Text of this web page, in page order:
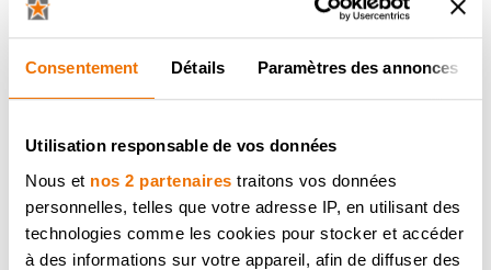
Consentement Détails Paramètres des annonces
Utilisation responsable de vos données
Nous et nos 2 partenaires traitons vos données
personnelles, telles que votre adresse IP, en utilisant des
technologies comme les cookies pour stocker et accéder
à des informations sur votre appareil, afin de diffuser des